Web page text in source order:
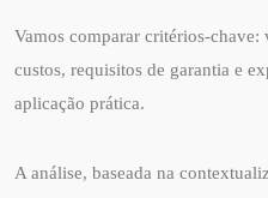
Vamos comparar critérios-chave:
custos, requisitos de garantia e
aplicação prática.
A análise, baseada na